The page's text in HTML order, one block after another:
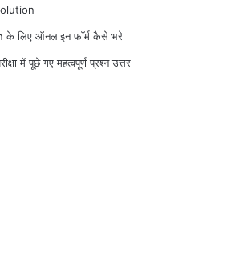
के लिए ऑनलाइन फॉर्म कैसे भरे
में पूछे गए महत्वपूर्ण प्रश्न उत्तर